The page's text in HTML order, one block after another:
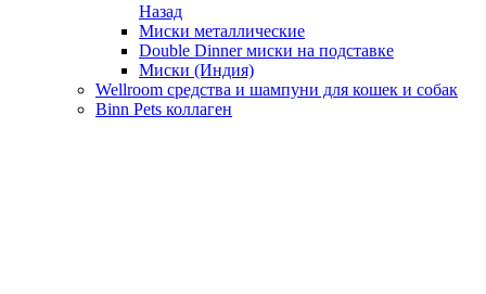
Назад
Миски металлические
Double Dinner миски на подставке
Миски (Индия)
Wellroom средства и шампуни для кошек и собак
Binn Pets коллаген